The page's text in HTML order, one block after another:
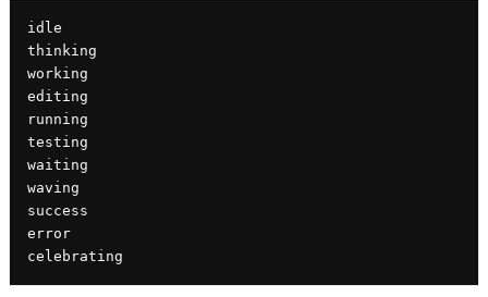
idle
thinking
working
editing
running
testing
waiting
waving
success
error
celebrating